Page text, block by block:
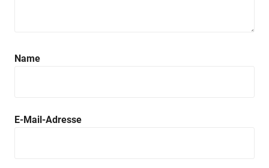
Name
E-Mail-Adresse